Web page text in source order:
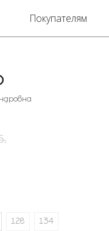
Контакты
128 134